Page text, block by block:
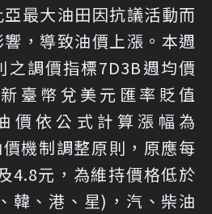
最大油田因抗議活動而
，導致油價上漲。本週
之調價指標7D3B週均價
臺幣兌美元匯率貶值
價依公式計算漲幅為
機制調整原則，原應每
4.8元，為維持價格低於
韓、港、星)，汽、柴油